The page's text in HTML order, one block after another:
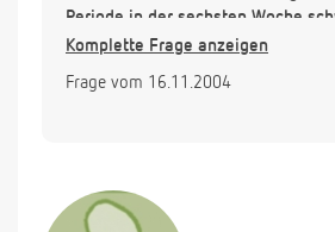
Periode in der sechsten Woche
kann es sein, dass dann die Milch
erhält Abends eine großzügig
nichts. Braucht sie in der Früh
Ihr ggf. auch Joghurt geben oder
Komplette Frage anzeigen
Frage vom 16.11.2004